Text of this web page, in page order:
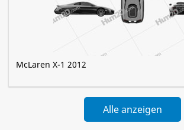
McLaren X-1 2012
Alle anzeigen